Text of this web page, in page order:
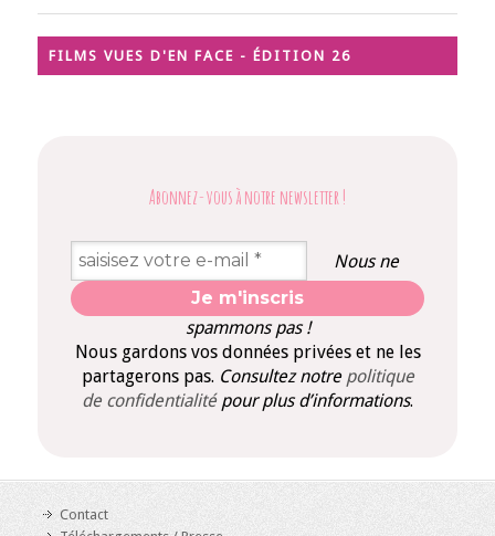
FILMS VUES D'EN FACE - ÉDITION 26
Abonnez-vous à notre newsletter !
Nous ne
spammons pas !
Nous gardons vos données privées et ne les
partagerons pas. Consultez notre politique
de confidentialité pour plus d’informations.
Contact